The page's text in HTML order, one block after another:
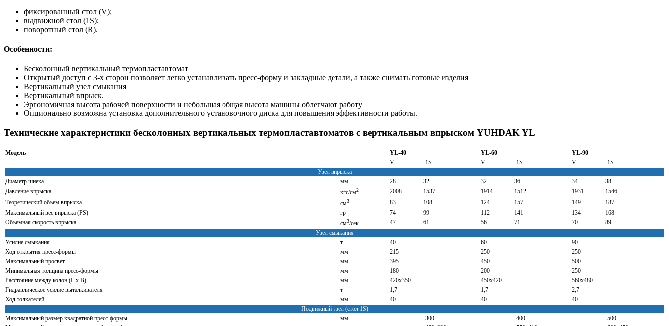
фиксированный стол (V);
выдвижной стол (1S);
поворотный стол (R).
Особенности:
Бесколонный вертикальный термопластавтомат
Открытый доступ с 3-х сторон позволяет легко устанавливать пресс-форму и закладные детали, а также снимать готовые изделия
Вертикальный узел смыкания
Вертикальный впрыск.
Эргономичная высота рабочей поверхности и небольшая общая высота машины облегчают работу
Опционально возможна установка дополнительного установочного диска для повышения эффективности работы.
Технические характеристики бесколонных вертикальных термопластавтоматов с вертикальным впрыском YUHDAK YL
Модель YL-40 YL-60
YL-90
V
1S V 1S V
1S
Узел впрыска
Диаметр шнека
мм 28 32 32 36 34
38
Давление впрыска
кгс/см2 2008 1537 1914 1512 1931
1546
Теоретический объем впрыска
см3 83 108 124 157 149
187
Максимальный вес впрыска (PS)
гр 74 99 112 141 134
168
Объемная скорость впрыска
см3/сек 47 61 56 71 70
89
Узел смыкания
Усилие смыкания
т 40 60
90
Ход открытия пресс-формы
мм 215 250
250
Максимальный просвет
мм 395 450
500
Минимальная толщина пресс-формы
мм 180 200
250
Расстояние между колон (Г х В)
мм 420х350 450х420
560х480
Гидравлическое усилие выталкивателя
т 1,7 1,7
2,7
Ход толкателей
мм 40 40
40
Подвижный узел (стол 1S)
Максимальный размер квадратной пресс-формы
мм 300 400
500